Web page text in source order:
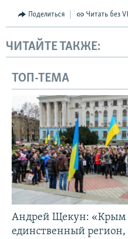
Поделиться Читать без
ЧИТАЙТЕ ТАКЖЕ:
ТОП-ТЕМА
Андрей Щекун: «Крым
единственный